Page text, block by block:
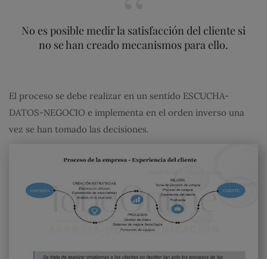
No es posible medir la satisfacción del cliente si
no se han creado mecanismos para ello.
El proceso se debe realizar en un sentido ESCUCHA-
DATOS-NEGOCIO e implementa en el orden inverso una
vez se han tomado las decisiones.